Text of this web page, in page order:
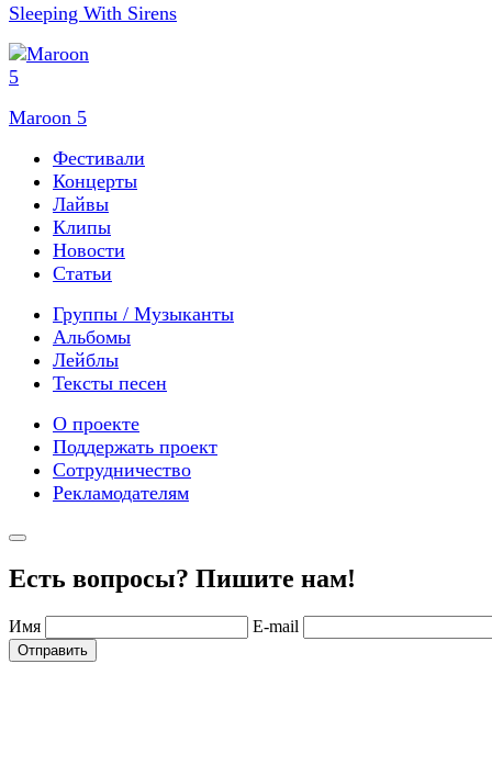
Sleeping With Sirens
Maroon 5
Фестивали
Концерты
Лайвы
Клипы
Новости
Статьи
Группы / Музыканты
Альбомы
Лейблы
Тексты песен
О проекте
Поддержать проект
Сотрудничество
Рекламодателям
Есть вопросы? Пишите нам!
Имя E-mail